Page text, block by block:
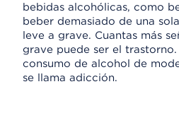
bebidas alcohólicas, como
beber demasiado de una
leve a grave. Cuantas más
grave puede ser el
consumo de alcohol de
se llama adicción.